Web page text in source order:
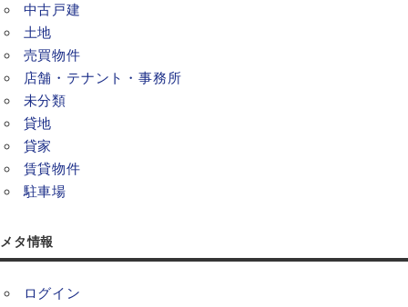
中古戸建
土地
売買物件
店舗・テナント・事務所
未分類
貸地
貸家
賃貸物件
駐車場
メタ情報
ログイン